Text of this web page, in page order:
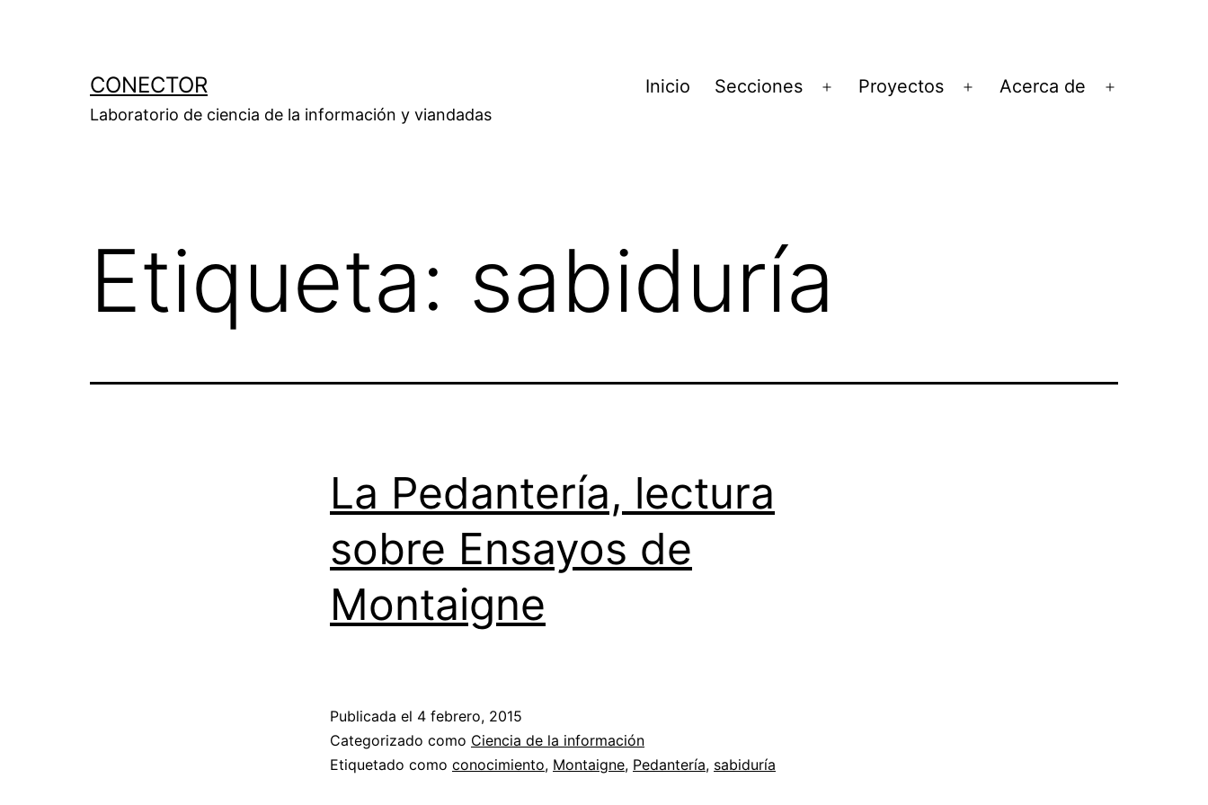
CONECTOR
Laboratorio de ciencia de la información y viandadas
Inicio Secciones
Abrir
Proyectos
Abrir
Acerca de
Etiqueta: sabiduría
La Pedantería, lectura
sobre Ensayos de
Montaigne
Publicada el 4 febrero, 2015
Categorizado como Ciencia de la información
Etiquetado como conocimiento, Montaigne, Pedantería, sabiduría